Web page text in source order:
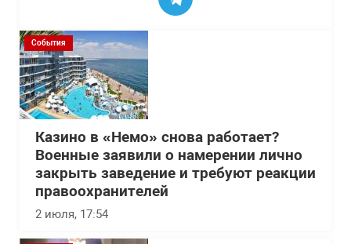
События
Казино в «Немо» снова работает?
Военные заявили о намерении лично
закрыть заведение и требуют реакции
правоохранителей
2 июля, 17:54